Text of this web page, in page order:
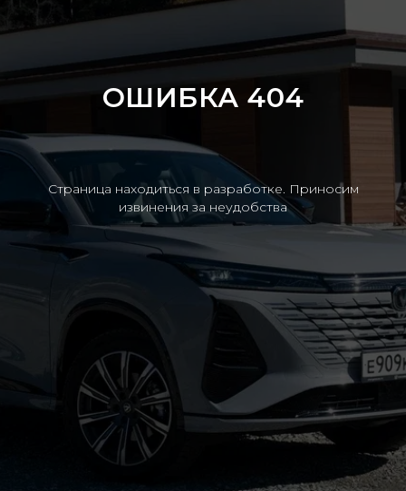
ОШИБКА 404
Страница находиться в разработке. Приносим
извинения за неудобства